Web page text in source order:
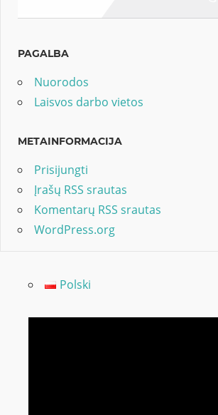
PAGALBA
Nuorodos
Laisvos darbo vietos
METAINFORMACIJA
Prisijungti
Įrašų RSS srautas
Komentarų RSS srautas
WordPress.org
Polski